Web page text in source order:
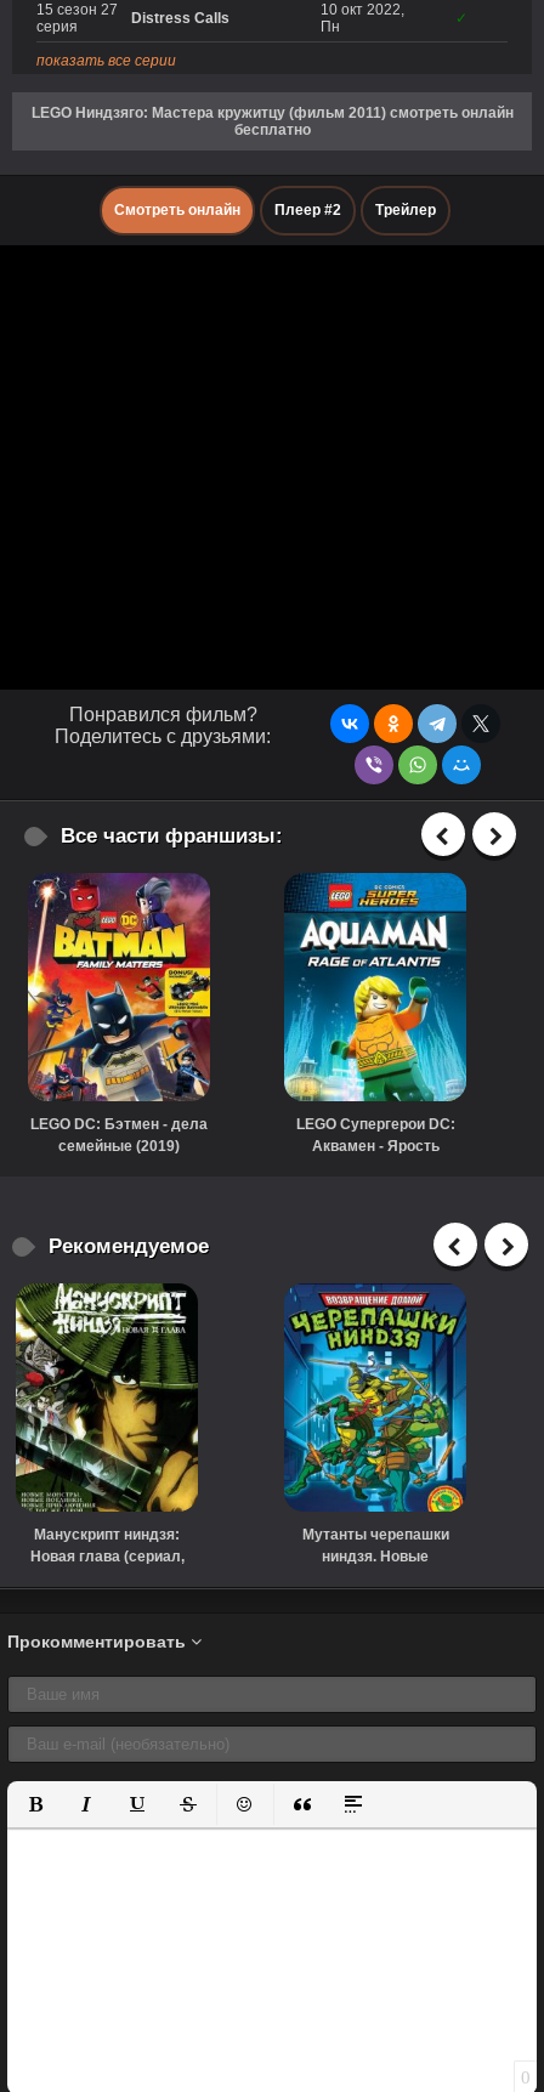
15 сезон 27
серия
Distress Calls
10 окт 2022,
Пн
✓
показать все серии
LEGO Ниндзяго: Мастера кружитцу (фильм 2011) смотреть онлайн
бесплатно
Смотреть онлайн Плеер #2 Трейлер
Понравился фильм?
Поделитесь с друзьями:
Все части франшизы:
LEGO DC: Бэтмен - дела
семейные (2019)
LEGO Супергерои DC:
Аквамен - Ярость
Рекомендуемое
Манускрипт ниндзя:
Новая глава (сериал,
Мутанты черепашки
ниндзя. Новые
Прокомментировать
Полужирный
КурсивПодчеркнутый
ЗачеркнутыйВставить смайлик
Вставка цитаты
Вставка спойлера
0